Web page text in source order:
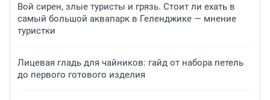
Вой сирен, злые туристы и грязь. Стоит ли ехать в
самый большой аквапарк в Геленджике — мнение
туристки
Лицевая гладь для чайников: гайд от набора петель
до первого готового изделия